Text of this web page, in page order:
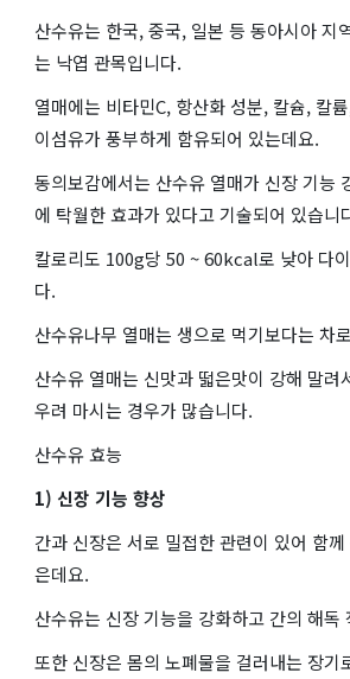
산수유는 한국, 중국, 일본 등 동아시아 지
는 낙엽 관목입니다.
열매에는 비타민C, 항산화 성분, 칼슘, 칼
이섬유가 풍부하게 함유되어 있는데요.
동의보감에서는 산수유 열매가 신장 기능
에 탁월한 효과가 있다고 기술되어 있습니
칼로리도 100g당 50 ~ 60kcal로 낮아 다
다.
산수유나무 열매는 생으로 먹기보다는 차
산수유 열매는 신맛과 떫은맛이 강해 말려
우려 마시는 경우가 많습니다.
산수유 효능
1) 신장 기능 향상
간과 신장은 서로 밀접한 관련이 있어 함
은데요.
산수유는 신장 기능을 강화하고 간의 해독
또한 신장은 몸의 노폐물을 걸러내는 장기